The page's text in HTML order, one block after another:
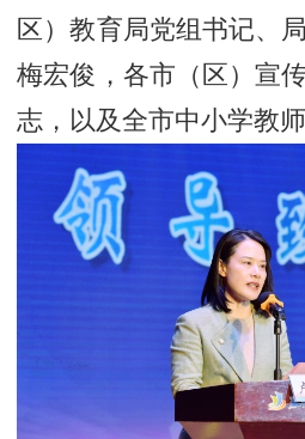
区）教育局党组书记、
梅宏俊，各市（区）宣
志，以及全市中小学教